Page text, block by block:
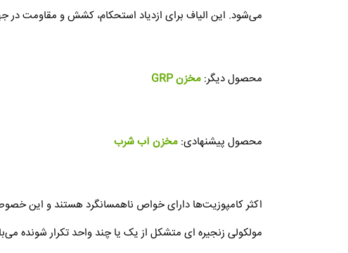
می‌شود. این الیاف برای ازدیاد استحکام، کشش و مقاومت
محصول دیگر: مخزن GRP
محصول پیشنهادی: مخزن آب شرب
اکثر کامپوزیت‌ها دارای خواص ناهمسانگرد هستند و این
مولکولی زنجیره ای متشکل از یک یا چند واحد تکرار شونده